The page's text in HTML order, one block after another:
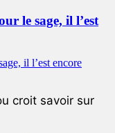
le sage, il l’est
croit savoir sur